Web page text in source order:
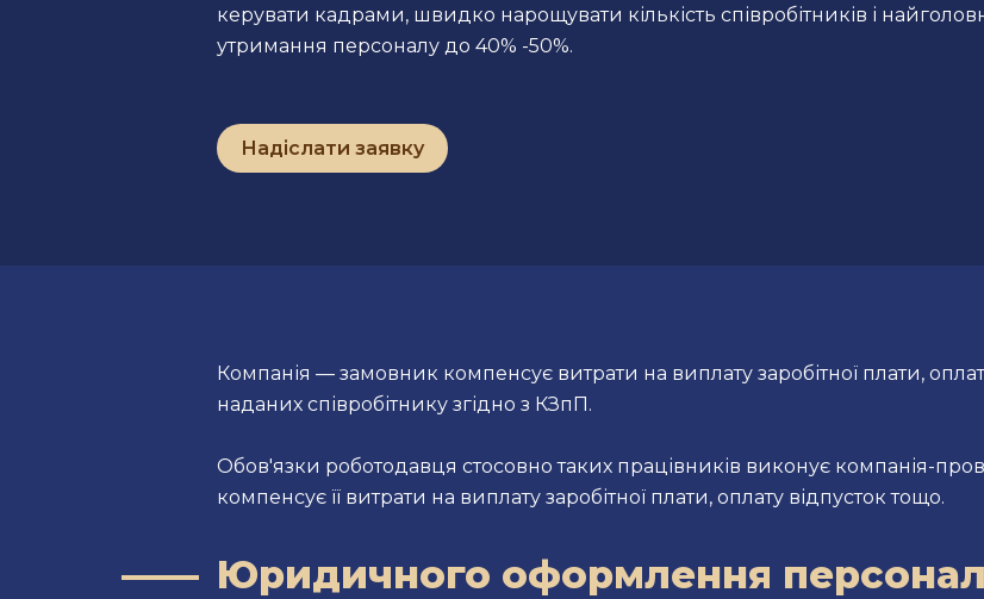
керувати кадрами, швидко нарощувати кількість співробітників і
утримання персоналу до 40% -50%.
Надіслати заявку
Компанія — замовник компенсує витрати на виплату заробітної плати,
наданих співробітнику згідно з КЗпП.
Обов'язки роботодавця стосовно таких працівників виконує компанія-
компенсує її витрати на виплату заробітної плати, оплату відпусток тощо.
Юридичного оформлення